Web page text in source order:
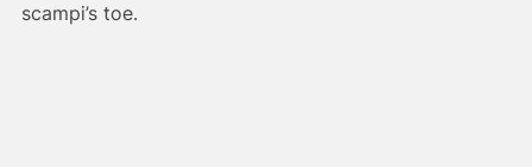
scampi’s toe.